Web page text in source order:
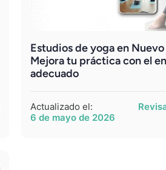
Estudios de yoga en
Mejora tu práctica con el
adecuado
Actualizado el:
6 de mayo de 2026